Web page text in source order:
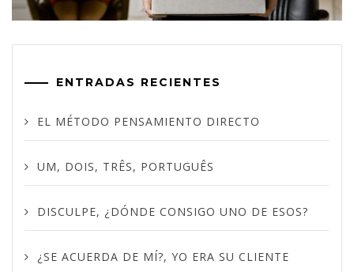
ENTRADAS RECIENTES
EL MÉTODO PENSAMIENTO DIRECTO
UM, DOIS, TRÊS, PORTUGUÊS
DISCULPE, ¿DÓNDE CONSIGO UNO DE ESOS?
¿SE ACUERDA DE MÍ?, YO ERA SU CLIENTE